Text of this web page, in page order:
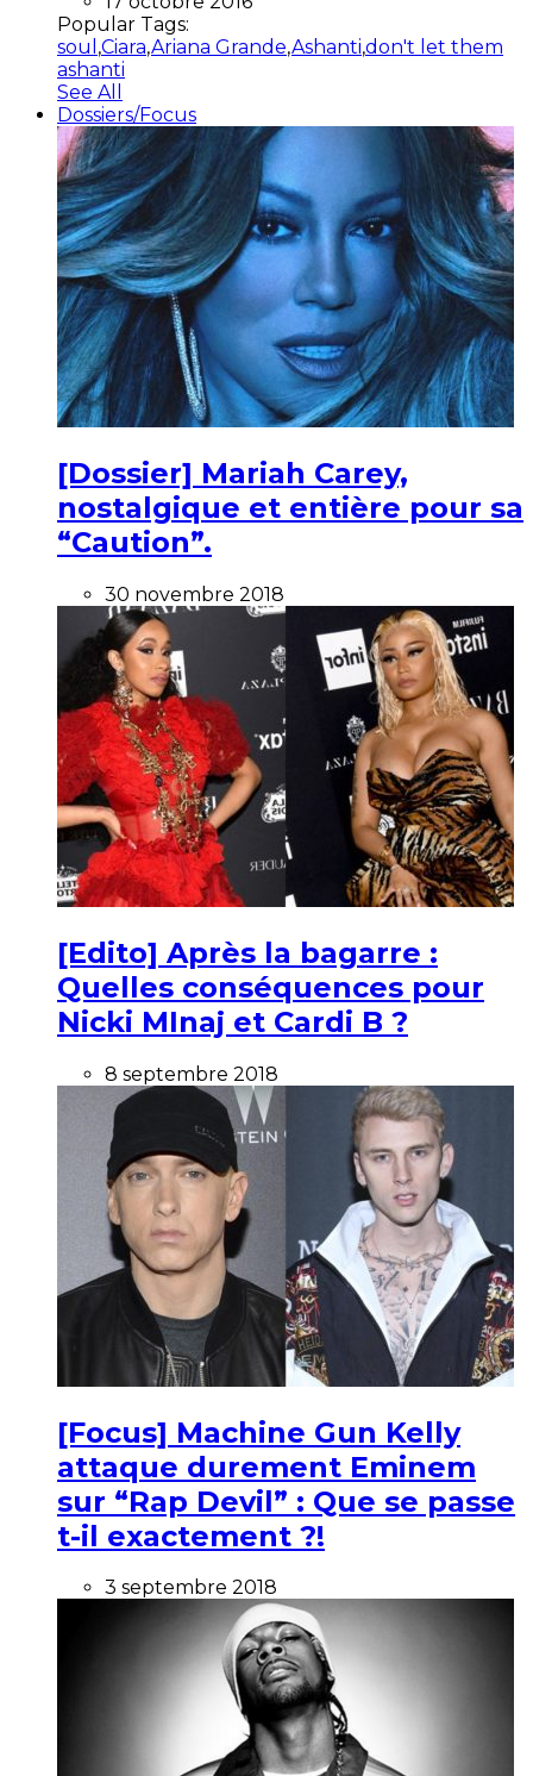
Popular Tags:
soul ,Ciara,Ariana Grande,Ashanti,don't let them
ashanti
See All
Dossiers/Focus
[Dossier] Mariah Carey,
nostalgique et entière pour sa
“Caution”.
30 novembre 2018
[Edito] Après la bagarre :
Quelles conséquences pour
Nicki MInaj et Cardi B ?
8 septembre 2018
[Focus] Machine Gun Kelly
attaque durement Eminem
sur “Rap Devil” : Que se passe
t-il exactement ?!
3 septembre 2018